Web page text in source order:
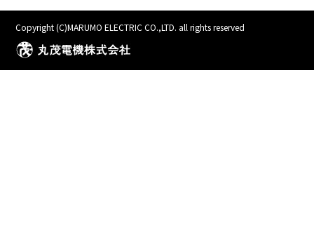
Copyright (C)MARUMO ELECTRIC CO.,LTD. all rights reserved